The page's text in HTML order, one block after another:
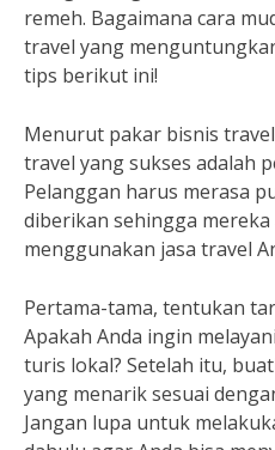
remeh. Bagaimana cara
travel yang
tips berikut ini!
Menurut pakar bisnis
travel yang sukses adalah
Pelanggan harus merasa
diberikan sehingga
menggunakan jasa travel
Pertama-tama, tentukan
Apakah Anda ingin
turis lokal? Setelah itu,
yang menarik sesuai
Jangan lupa untuk